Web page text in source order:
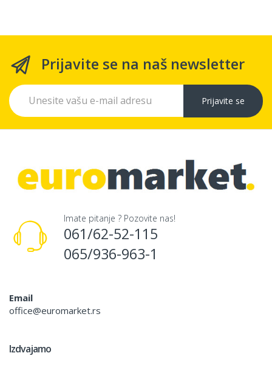
Prijavite se na naš newsletter
Prijavite se
Imate pitanje ? Pozovite nas!
061/62-52-115
065/936-963-1
Email
office@euromarket.rs
Izdvajamo